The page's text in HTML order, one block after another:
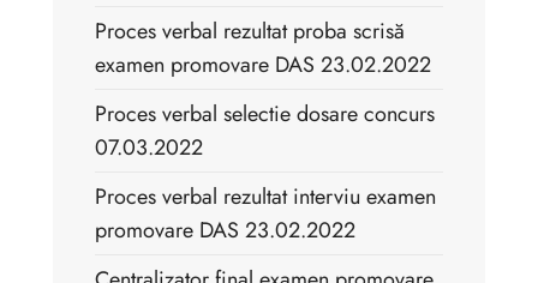
Proces verbal rezultat proba scrisă
examen promovare DAS 23.02.2022
Proces verbal selectie dosare concurs
07.03.2022
Proces verbal rezultat interviu examen
promovare DAS 23.02.2022